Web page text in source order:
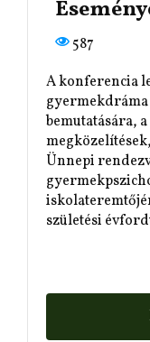
587
A konferencia
gyermekdráma
bemutatására,
Ünnepi
születési